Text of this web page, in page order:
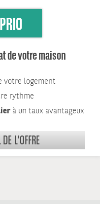
de votre maison
votre logement
rythme
à un taux avantageux
L'OFFRE